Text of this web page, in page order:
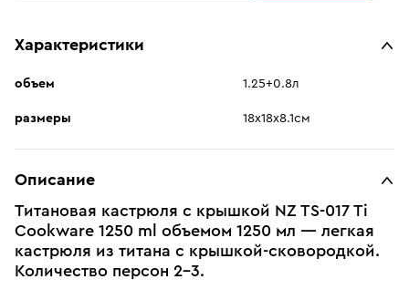
Характеристики
объем 1.25+0.8л
размеры 18х18х8.1см
Описание
Титановая кастрюля с крышкой NZ TS-017 Ti
Cookware 1250 ml объемом 1250 мл — легкая
кастрюля из титана с крышкой-сковородкой.
Количество персон 2-3.